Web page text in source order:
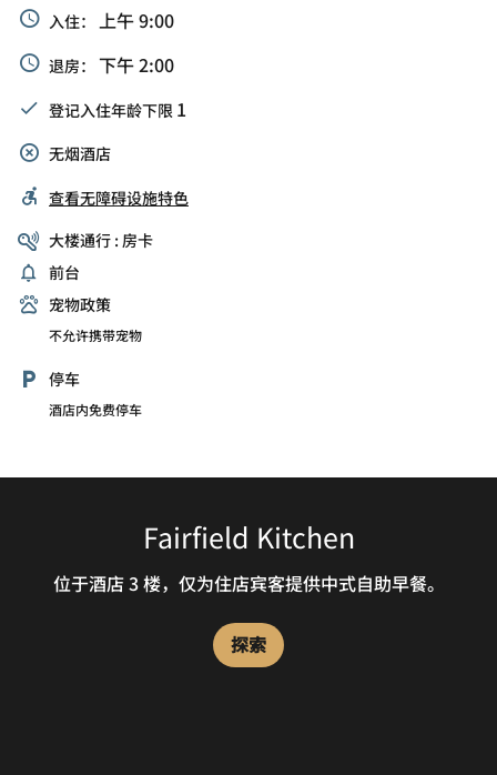
入住： 上午 9:00
退房： 下午 2:00
登记入住年龄下限 1
无烟酒店
查看无障碍设施特色
大楼通行 : 房卡
前台
宠物政策
不允许携带宠物
停车
酒店内免费停车
Fairfield Kitchen
位于酒店 3 楼，仅为住店宾客提供中式自助早餐。
探索